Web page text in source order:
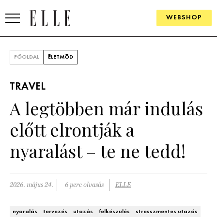
WEBSHOP
SZÉPSÉG
PSZICHÉ
ÉLETMÓD
PÁRKAPCSOLAT
FŐOLDAL ÉLETMÓD
TRAVEL
A legtöbben már indulás
előtt elrontják a
nyaralást – te ne tedd!
2026. május 24. 6 perc olvasás ELLE
nyaralás tervezés utazás felkészülés stresszmentes utazás